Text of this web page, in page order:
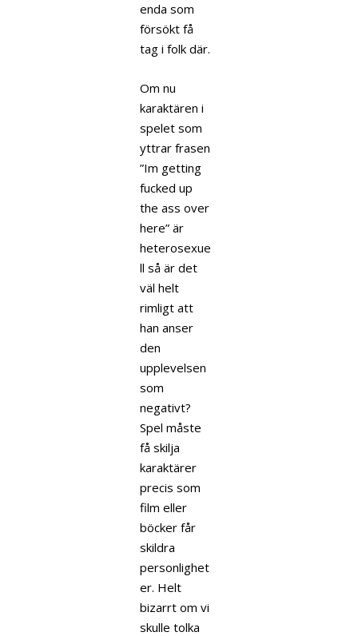
enda som
försökt få
tag i folk där.
Om nu
karaktären i
spelet som
yttrar frasen
”Im getting
fucked up
the ass over
here” är
heterosexue
ll så är det
väl helt
rimligt att
han anser
den
upplevelsen
som
negativt?
Spel måste
få skilja
karaktärer
precis som
film eller
böcker får
skildra
personlighet
er. Helt
bizarrt om vi
skulle tolka